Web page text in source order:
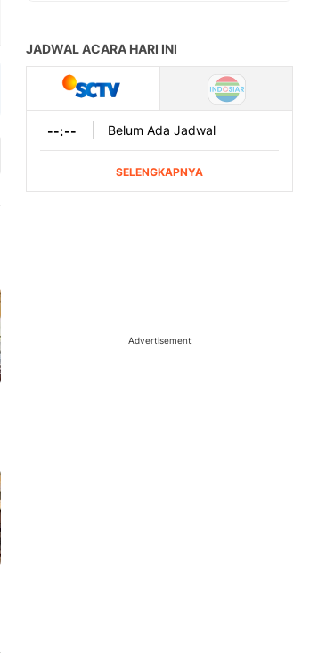
Advertisement